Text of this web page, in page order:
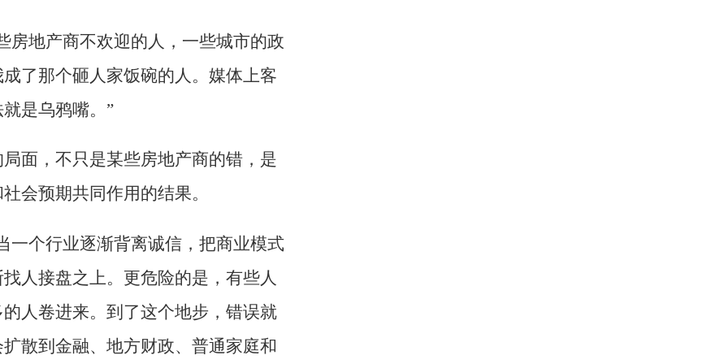
房地产商不欢迎的人，一些城市的政
了那个砸人家饭碗的人。媒体上客
是乌鸦嘴。”
面，不只是某些房地产商的错，是
会预期共同作用的结果。
一个行业逐渐背离诚信，把商业模式
人接盘之上。更危险的是，有些人
人卷进来。到了这个地步，错误就
散到金融、地方财政、普通家庭和